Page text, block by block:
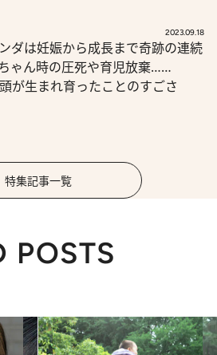
2023.09.18
ダは妊娠から成長まで奇跡の連続
ゃん時の圧死や育児放棄……
が生まれ育ったことのすごさ
特集記事一覧
POSTS